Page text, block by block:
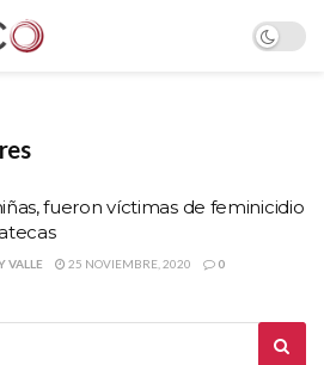
fueron víctimas de feminicidio
VALLE 25 NOVIEMBRE, 2020 0